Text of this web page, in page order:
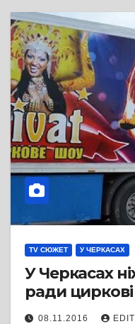
TV СЮЖЕТ У ЧЕРКАСАХ
У Черкасах
ради циркові
08.11.2016